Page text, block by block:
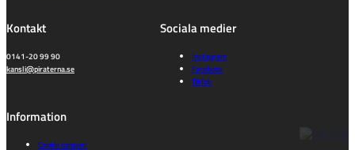
Kontakt
0141-20 99 90
kansli@piraterna.se
Sociala medier
Instagram
Facebook
TikTok
Information
Cookie consent